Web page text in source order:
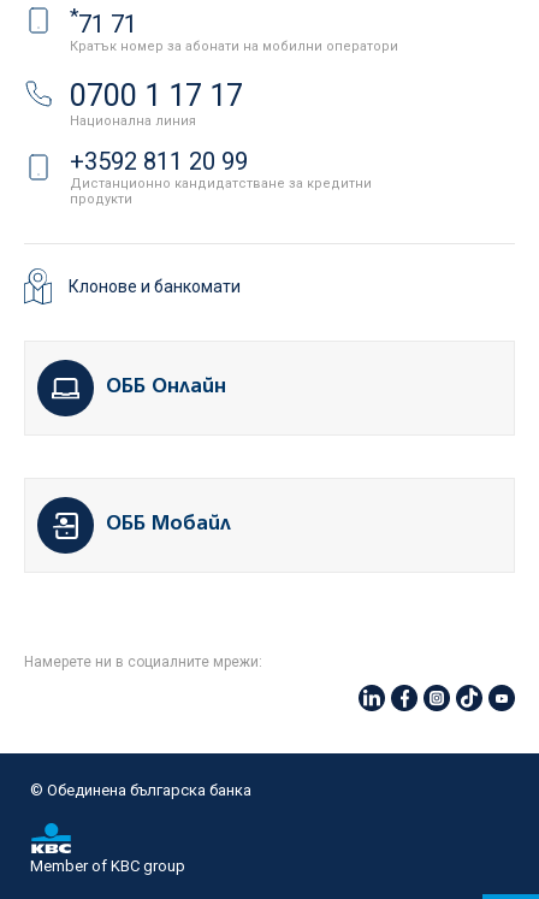
*71 71
Кратък номер за абонати на мобилни оператори
0700 1 17 17
Национална линия
+3592 811 20 99
Дистанционно кандидатстване за кредитни
продукти
Клонове и банкомати
ОББ Онлайн
ОББ Мобайл
Намерете ни в социалните мрежи:
© Oбединена българска банка
Member of KBC group